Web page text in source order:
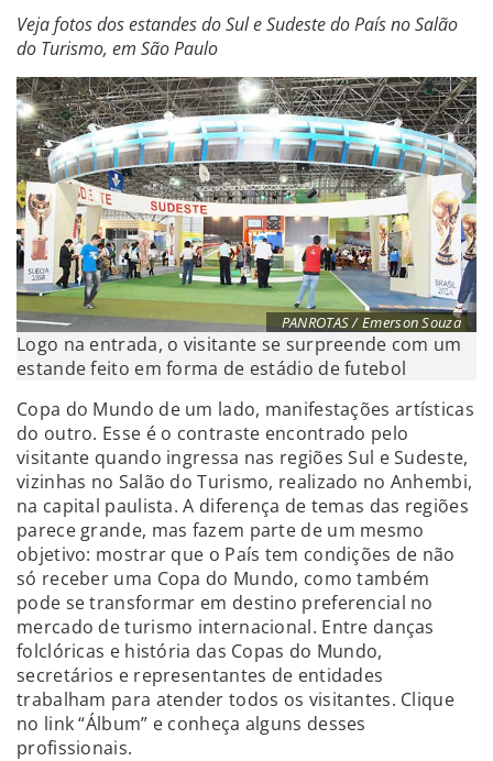
Veja fotos dos estandes do Sul e Sudeste do País no Salão
do Turismo, em São Paulo
PANROTAS / Emerson Souza
Logo na entrada, o visitante se surpreende com um
estande feito em forma de estádio de futebol
Copa do Mundo de um lado, manifestações artísticas
do outro. Esse é o contraste encontrado pelo
visitante quando ingressa nas regiões Sul e Sudeste,
vizinhas no Salão do Turismo, realizado no Anhembi,
na capital paulista. A diferença de temas das regiões
parece grande, mas fazem parte de um mesmo
objetivo: mostrar que o País tem condições de não
só receber uma Copa do Mundo, como também
pode se transformar em destino preferencial no
mercado de turismo internacional. Entre danças
folclóricas e história das Copas do Mundo,
secretários e representantes de entidades
trabalham para atender todos os visitantes. Clique
no link “Álbum” e conheça alguns desses
profissionais.